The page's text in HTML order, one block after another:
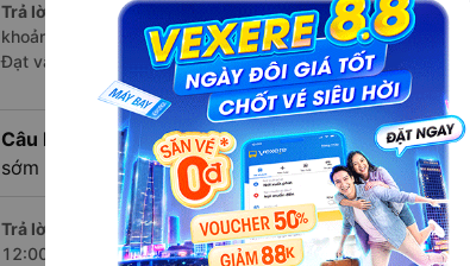
Trả lời: Tuyến đường xe Giường nằm Gia Nghĩa - Đắk
khoảng 3 chuyến trênVexere.combắt đầu từ 12:00 đến
Đạt vận hành. Các giờ xe chạy có đầy đủ cả ban ngày,
Câu hỏi:
Nhà xe Giường nằm đi Tuy Phước - Bình
sớm nhất?
Trả lời: ChuyếnGiường nằm Gia Nghĩa - Đắk Nông Tuy
12:00 là của nhà xe Quốc Đạt.